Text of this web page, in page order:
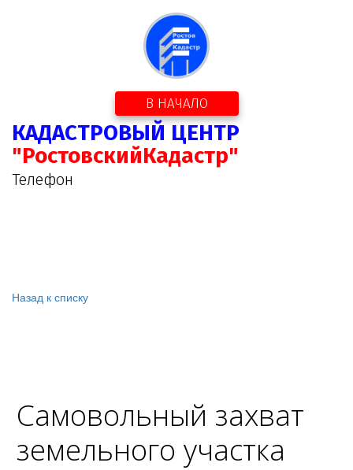
В НАЧАЛО
КАДАСТРОВЫЙ ЦЕНТР
"РостовскийКадастр"
Телефон
Назад к списку
Самовольный захват
земельного участка